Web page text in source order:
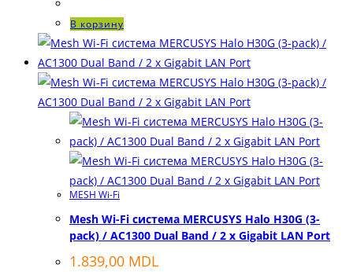
В корзину
MESH Wi-Fi
Mesh Wi-Fi система MERCUSYS Halo H30G (3-
pack) / AC1300 Dual Band / 2 x Gigabit LAN Port
1.839,00 MDL